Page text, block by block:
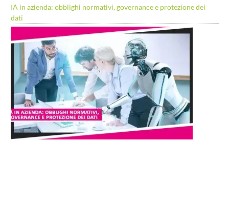
IA in azienda: obblighi normativi, governance e protezione dei
dati